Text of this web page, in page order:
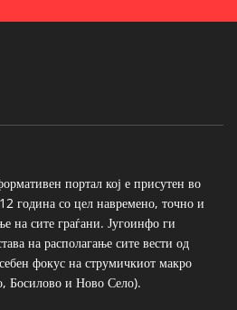
портал кој е присутен во
година со цел навремено, точно и
на сите граѓани. Југоинфо ги
на располагање сите вести од
фокус на струмичкиот макро
Босилово и Ново Село).